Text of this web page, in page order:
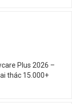
Plus 2026 –
thác 15.000+